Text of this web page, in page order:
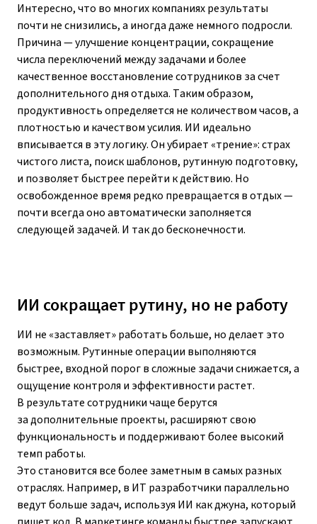
Интересно, что во многих компаниях результаты
почти не снизились, а иногда даже немного подросли.
Причина — улучшение концентрации, сокращение
числа переключений между задачами и более
качественное восстановление сотрудников за счет
дополнительного дня отдыха. Таким образом,
продуктивность определяется не количеством часов, а
плотностью и качеством усилия. ИИ идеально
вписывается в эту логику. Он убирает «трение»: страх
чистого листа, поиск шаблонов, рутинную подготовку,
и позволяет быстрее перейти к действию. Но
освобожденное время редко превращается в отдых —
почти всегда оно автоматически заполняется
следующей задачей. И так до бесконечности.
ИИ сокращает рутину, но не работу
ИИ не «заставляет» работать больше, но делает это
возможным. Рутинные операции выполняются
быстрее, входной порог в сложные задачи снижается, а
ощущение контроля и эффективности растет.
В результате сотрудники чаще берутся
за дополнительные проекты, расширяют свою
функциональность и поддерживают более высокий
темп работы.
Это становится все более заметным в самых разных
отраслях. Например, в ИТ разработчики параллельно
ведут больше задач, используя ИИ как джуна, который